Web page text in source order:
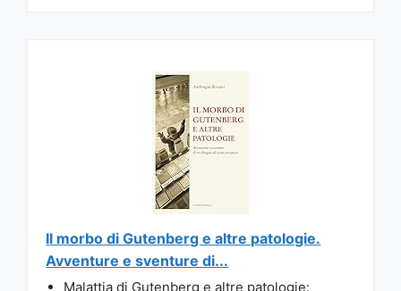
Il morbo di Gutenberg e altre patologie.
Avventure e sventure di...
Malattia di Gutenberg e altre patologie: